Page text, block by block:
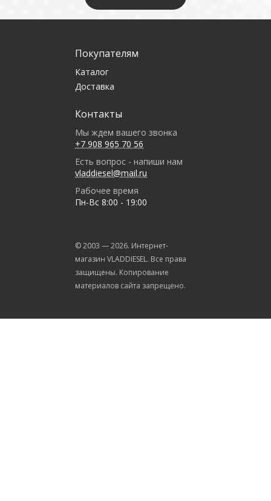
Покупателям
Каталог
Доставка
Контакты
Мы ждем вашего звонка
+7 908 965 70 56
Есть вопрос - напиши нам
vladdiesel@mail.ru
Рабочее время
Пн-Вс 8:00 - 19:00
© 2003 —2026. Интернет-
магазин VLADDIESEL. Все права
защищены. Копирование
материалов сайта запрещено.